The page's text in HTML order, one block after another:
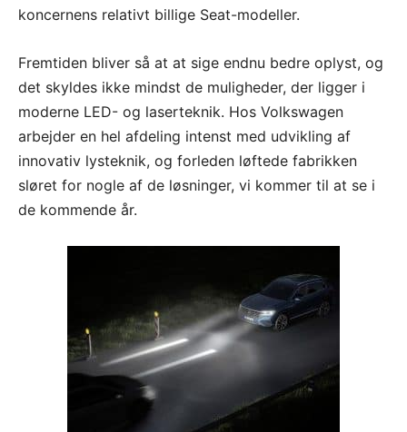
koncernens relativt billige Seat-modeller.
Fremtiden bliver så at at sige endnu bedre oplyst, og
det skyldes ikke mindst de muligheder, der ligger i
moderne LED- og laserteknik. Hos Volkswagen
arbejder en hel afdeling intenst med udvikling af
innovativ lysteknik, og forleden løftede fabrikken
sløret for nogle af de løsninger, vi kommer til at se i
de kommende år.